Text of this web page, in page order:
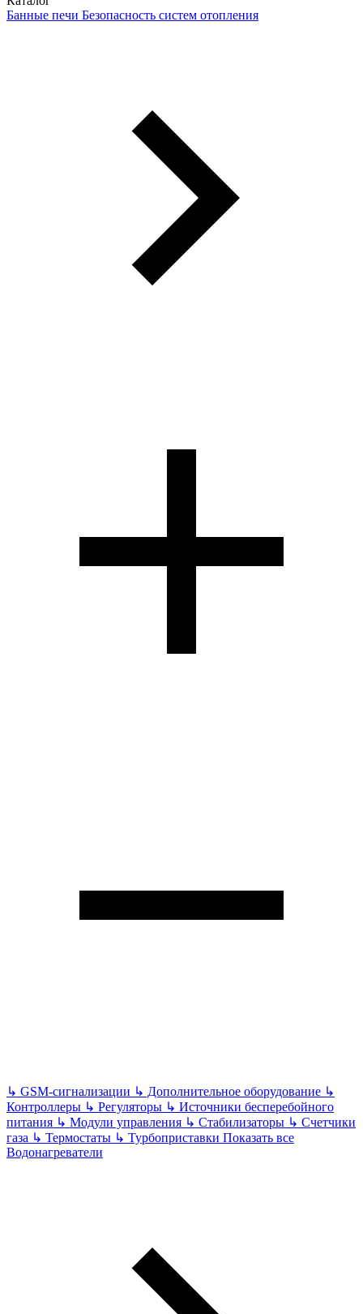
Банные печи Безопасность систем отопления
↳ GSM-сигнализации ↳ Дополнительное оборудование ↳
Контроллеры ↳ Регуляторы ↳ Источники бесперебойного
питания ↳ Модули управления ↳ Стабилизаторы ↳ Счетчики
газа ↳ Термостаты ↳ Турбоприставки Показать все
Водонагреватели